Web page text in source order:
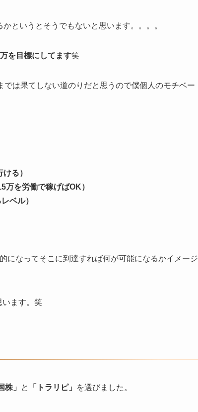
というとそうでもないと思います。。。。
を目標にしてます笑
は果てしない道のりだと思うので僕個人のモチベー
る）
を労働で稼げばOK）
ベル）
になってそこに到達すれば何が可能になるかイメージ
います。笑
株」 と 「トラリピ」 を選びました。